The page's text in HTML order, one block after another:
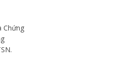
Chứng